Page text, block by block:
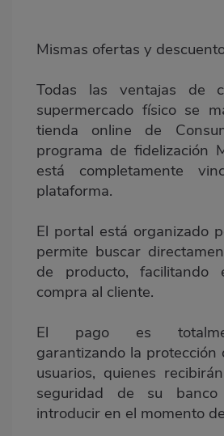
Mismas ofertas y
Todas las ventajas de
supermercado físico se
tienda online de
programa de fidelización
está completamente
plataforma.
El portal está organizado
permite buscar
de producto, facilitando
compra al cliente.
El pago es
garantizando la protección
usuarios, quienes
seguridad de su
introducir en el momento